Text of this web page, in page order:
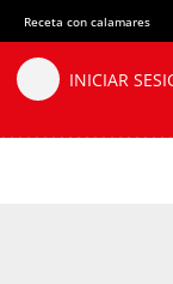
Receta con calamares